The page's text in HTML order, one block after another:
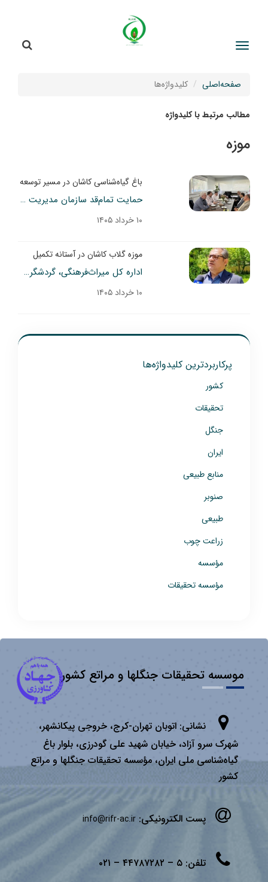
صفحه‌اصلی کلیدواژه‌ها
مطالب مرتبط با کلیدواژه
موزه
باغ گیاه‌شناسی کاشان در مسیر توسعه
حمایت تمام‌قد سازمان مدیریت و برنامه‌ریزی استان اصفهان از پروژه‌های نیمه‌تمام باغ گیاه‌شناسی کاشان
۱۰ خرداد ۱۴۰۵
موزه گلاب کاشان در آستانه تکمیل
اداره کل میراث‌فرهنگی، گردشگری و صنایع‌دستی استان اصفهان، پای کار آمد
۱۰ خرداد ۱۴۰۵
پرکاربردترین کلیدواژه‌ها
کشور
تحقیقات
جنگل
ایران
منابع طبیعی
صنوبر
طبیعی
زراعت چوب
مؤسسه
مؤسسه تحقیقات
موسسه تحقیقات جنگلها و مراتع کشور
نشانی: اتوبان تهران­-كرج، خروجی پیكانشهر،
شهرک سرو آزاد، خیابان شهید علی گودرزی، بلوار باغ
گیاه‌شناسی ملی ایران، مؤسسه تحقیقات جنگلها و مراتع
كشور
پست الکترونیکی: info@rifr-ac.ir
تلفن: ۵ – ۴۴۷۸۷۲۸۲ – ۰۲۱